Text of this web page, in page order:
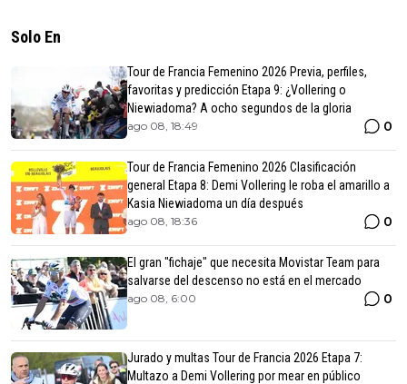
Solo En
Tour de Francia Femenino 2026 Previa, perfiles,
favoritas y predicción Etapa 9: ¿Vollering o
Niewiadoma? A ocho segundos de la gloria
ago 08, 18:49 0
Tour de Francia Femenino 2026 Clasificación
general Etapa 8: Demi Vollering le roba el amarillo a
Kasia Niewiadoma un día después
ago 08, 18:36 0
El gran "fichaje" que necesita Movistar Team para
salvarse del descenso no está en el mercado
ago 08, 6:00 0
Jurado y multas Tour de Francia 2026 Etapa 7:
Multazo a Demi Vollering por mear en público